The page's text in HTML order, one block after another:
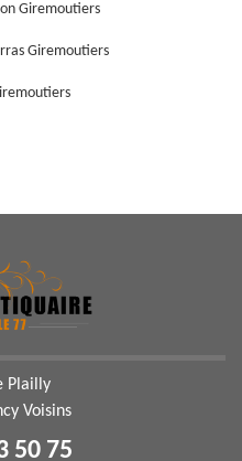
Giremoutiers
Giremoutiers
Plailly
Voisins
50 75